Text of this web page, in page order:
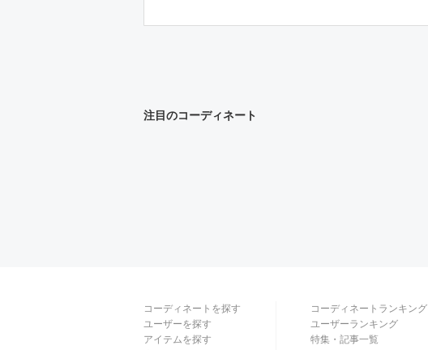
注目のコーディネート
コーディネートを探す
ユーザーを探す
アイテムを探す
コーディネートランキング
ユーザーランキング
特集・記事一覧